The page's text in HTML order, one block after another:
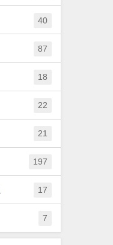
40
87
18
22
21
197
17
7